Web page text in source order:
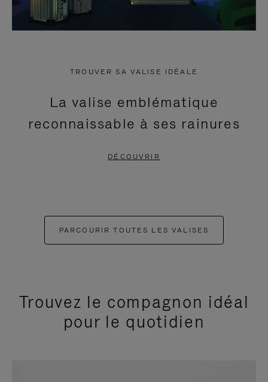
TROUVER SA VALISE IDÉALE
La valise emblématique
reconnaissable à ses rainures
DÉCOUVRIR
PARCOURIR TOUTES LES VALISES
Trouvez le compagnon idéal
pour le quotidien